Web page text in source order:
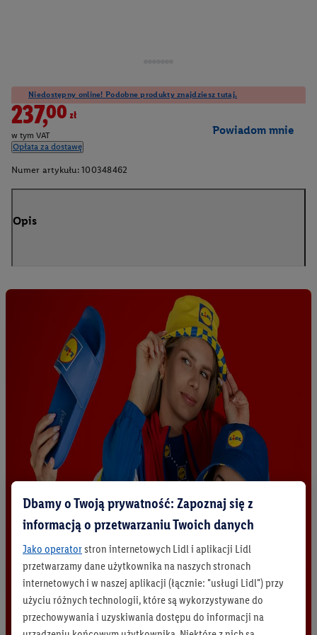
Niedostępny online! Podobne produkty znajdziesz tutaj.
237,00zł
w tym VAT
Opłata za dostawę
Powiadom mnie
Numer artykułu: 100348462
Opis
Dbamy o Twoją prywatność: Zapoznaj się z
informacją o przetwarzaniu Twoich danych
Jako operatorstron internetowych Lidl i aplikacji Lidl
przetwarzamy dane użytkownika na naszych stronach
internetowych i w naszej aplikacji (łącznie: "usługi Lidl") przy
użyciu różnych technologii, które są wykorzystywane do
przechowywania i uzyskiwania dostępu do informacji na